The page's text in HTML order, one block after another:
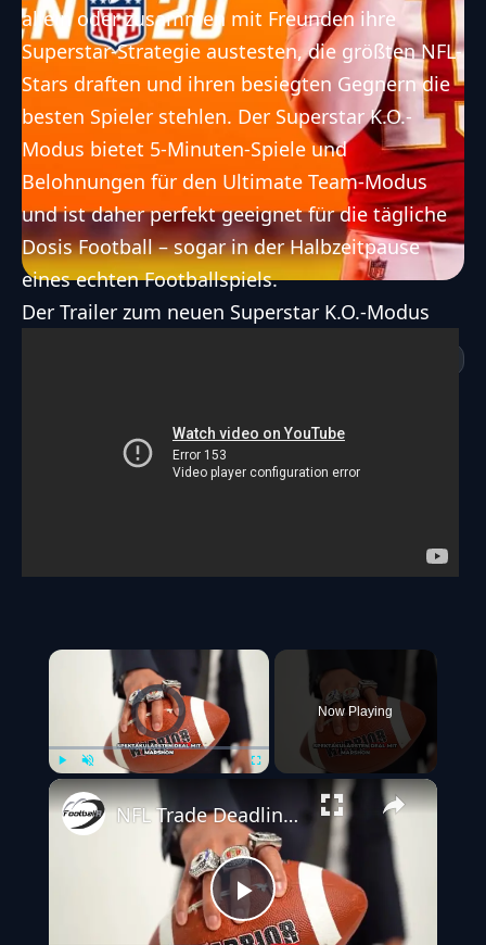
allein oder zusammen mit Freunden ihre
Superstar-Strategie austesten, die größten NFL-
Stars draften und ihren besiegten Gegnern die
besten Spieler stehlen. Der Superstar K.O.-
Modus bietet 5-Minuten-Spiele und
Belohnungen für den Ultimate Team-Modus
und ist daher perfekt geeignet für die tägliche
Dosis Football – sogar in der Halbzeitpause
eines echten Footballspiels.
Der Trailer zum neuen Superstar K.O.-Modus
×
Video Player is loading.
Play Unmute
Now Playing
Play
NFL Trade Deadline 2024: Gewinner und Verlierer der hektischen Schlussphase